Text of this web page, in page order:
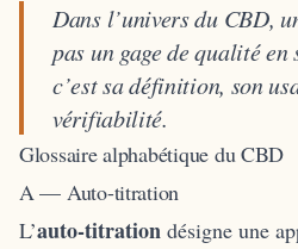
Dans l’univers du CBD,
pas un gage de qualité en
c’est sa définition, son
vérifiabilité.
Glossaire alphabétique du CBD
A — Auto-titration
L’auto-titration désigne une